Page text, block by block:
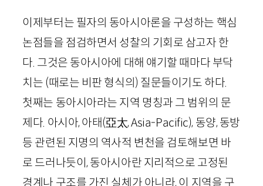
이제부터는 필자의 동아시아론을 구성하는 핵심
논점들을 점검하면서 성찰의 기회로 삼고자 한
다. 그것은 동아시아에 대해 얘기할 때마다 부닥
치는 (때로는 비판 형식의) 질문들이기도 하다.
첫째는 동아시아라는 지역 명칭과 그 범위의 문
제다. 아시아, 아태(亞太,Asia-Pacific), 동양, 동방
등 관련된 지명의 역사적 변천을 검토해보면 바
로 드러나듯이, 동아시아란 지리적으로 고정된
경계나 구조를 가진 실체가 아니라, 이 지역을 구